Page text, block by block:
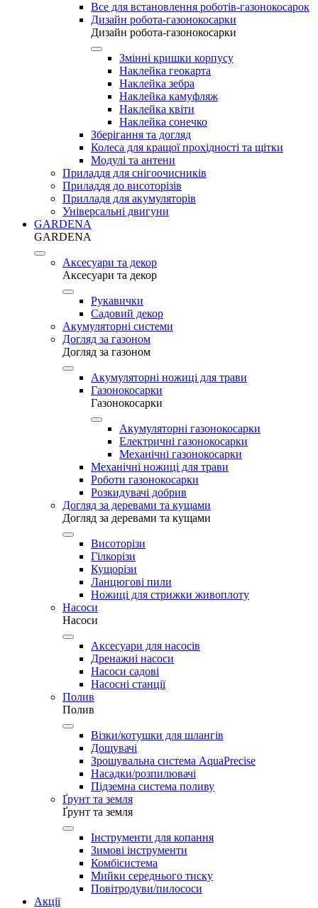
Все для встановлення роботів-газонокосарок
Дизайн робота-газонокосарки
Дизайн робота-газонокосарки
Змінні кришки корпусу
Наклейка геокарта
Наклейка зебра
Наклейка камуфляж
Наклейка квіти
Наклейка сонечко
Зберігання та догляд
Колеса для кращої прохідності та щітки
Модулі та антени
Приладдя для снігоочисників
Приладдя до висоторізів
Прилладя для акумуляторів
Універсальні двигуни
GARDENA
GARDENA
Аксесуари та декор
Аксесуари та декор
Рукавички
Садовий декор
Акумуляторні системи
Догляд за газоном
Догляд за газоном
Акумуляторні ножиці для трави
Газонокосарки
Газонокосарки
Акумуляторні газонокосарки
Електричні газонокосарки
Механічні газонокосарки
Механічні ножиці для трави
Роботи газонокосарки
Розкидувачі добрив
Догляд за деревами та кущами
Догляд за деревами та кущами
Висоторізи
Гілкорізи
Кущорізи
Ланцюгові пили
Ножиці для стрижки живоплоту
Насоси
Насоси
Аксесуари для насосів
Дренажні насоси
Насоси садові
Насосні станції
Полив
Полив
Візки/котушки для шлангів
Дощувачі
Зрошувальна система AquaPrecise
Насадки/розпилювачі
Підземна система поливу
Ґрунт та земля
Ґрунт та земля
Інструменти для копання
Зимові інструменти
Комбісистема
Мийки середнього тиску
Повітродуви/пилососи
Акції